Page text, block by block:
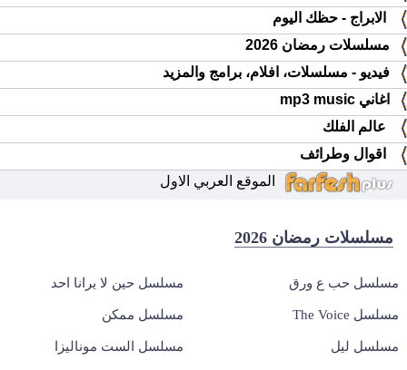
الابراج - حظك اليوم
مسلسلات رمضان 2026
فيديو - مسلسلات، افلام، برامج والمزيد
اغاني mp3 music
عالم الفلك
اقوال وطرائف
الموقع العربي الاول
مسلسلات رمضان 2026
مسلسل حب ع ورق مسلسل حين لا يرانا احد
مسلسل The Voice مسلسل ممكن
مسلسل ليل مسلسل الست موناليزا